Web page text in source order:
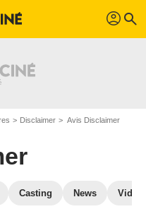
profil search
Disclaimer Avis Disclaimer
Casting News